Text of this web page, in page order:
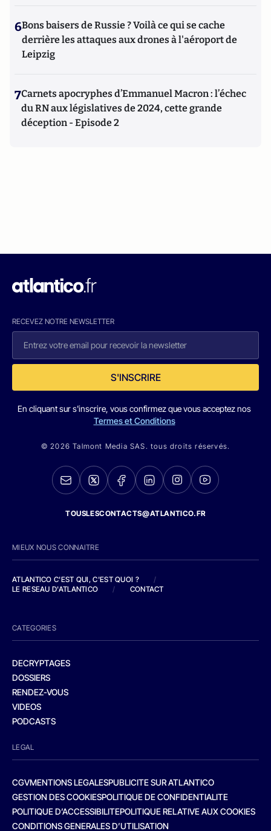
6Bons baisers de Russie ? Voilà ce qui se cache
derrière les attaques aux drones à l'aéroport de
Leipzig
7Carnets apocryphes d’Emmanuel Macron : l’échec
du RN aux législatives de 2024, cette grande
déception - Episode 2
RECEVEZ NOTRE NEWSLETTER
S'INSCRIRE
En cliquant sur s'inscrire, vous confirmez que vous acceptez nos
Termes et Conditions
© 2026 Talmont Media SAS. tous droits réservés.
TOUSLESCONTACTS@ATLANTICO.FR
MIEUX NOUS CONNAITRE
ATLANTICO C'EST QUI, C'EST QUOI ?
/
LE RESEAU D'ATLANTICO
/ CONTACT
CATEGORIES
DECRYPTAGES
DOSSIERS
RENDEZ-VOUS
VIDEOS
PODCASTS
LEGAL
CGVMENTIONS LEGALESPUBLICITE SUR ATLANTICO
GESTION DES COOKIESPOLITIQUE DE CONFIDENTIALITE
POLITIQUE D’ACCESSIBILITEPOLITIQUE RELATIVE AUX COOKIES
CONDITIONS GENERALES D’UTILISATION